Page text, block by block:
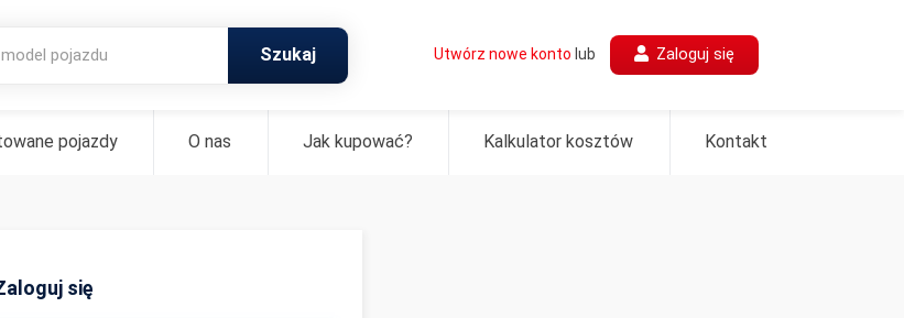
Szukaj Utwórz nowe konto lub Zaloguj się
pojazdy O nas Jak kupować? Kalkulator kosztów Kontakt
się